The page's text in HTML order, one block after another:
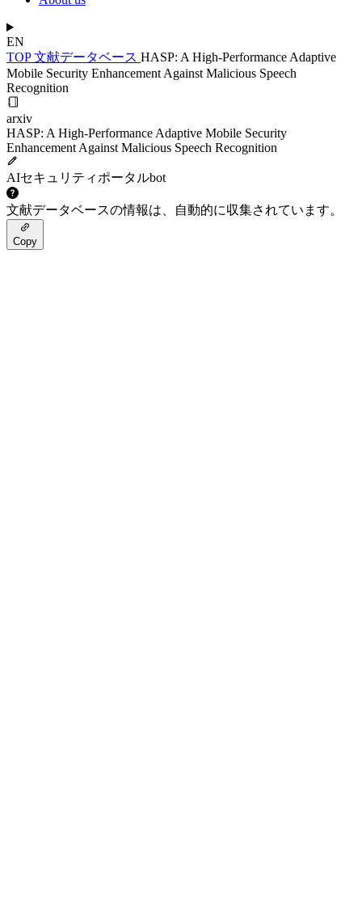
EN
TOP文献データベース HASP: A High-Performance Adaptive
Mobile Security Enhancement Against Malicious Speech
Recognition
arxiv
HASP: A High-Performance Adaptive Mobile Security
Enhancement Against Malicious Speech Recognition
AIセキュリティポータルbot
文献データベースの情報は、自動的に収集されています。
Copy